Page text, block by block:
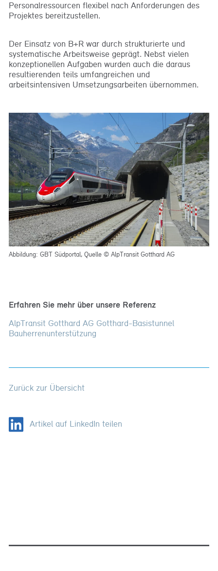
Personalressourcen flexibel nach Anforderungen des
Projektes bereitzustellen.
Der Einsatz von B+R war durch strukturierte und
systematische Arbeitsweise geprägt. Nebst vielen
konzeptionellen Aufgaben wurden auch die daraus
resultierenden teils umfangreichen und
arbeitsintensiven Umsetzungsarbeiten übernommen.
Abbildung: GBT Südportal, Quelle © AlpTransit Gotthard AG
Erfahren Sie mehr über unsere Referenz
AlpTransit Gotthard AG Gotthard-Basistunnel
Bauherrenunterstützung
Zurück zur Übersicht
Artikel auf LinkedIn teilen